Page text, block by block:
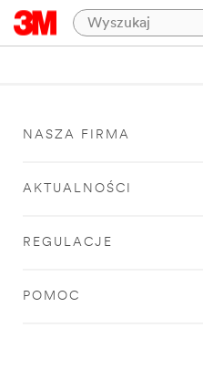
NASZA FIRMA
AKTUALNOŚCI
REGULACJE
POMOC